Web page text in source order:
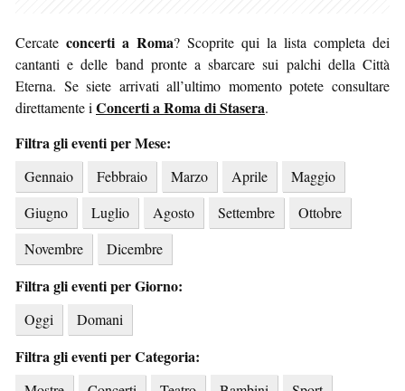
Cercate concerti a Roma? Scoprite qui la lista completa dei
cantanti e delle band pronte a sbarcare sui palchi della Città
Eterna. Se siete arrivati all’ultimo momento potete consultare
direttamente i Concerti a Roma di Stasera.
Filtra gli eventi per Mese:
Gennaio Febbraio Marzo Aprile
Maggio
Giugno
Luglio Agosto Settembre
Ottobre
Novembre
Dicembre
Filtra gli eventi per Giorno:
Oggi Domani
Filtra gli eventi per Categoria: